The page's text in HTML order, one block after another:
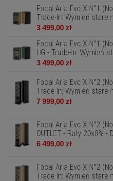
Focal Aria Evo X N°1
Trade-In: Wymień stare
3 499,00 zł
Focal Aria Evo X N°1
HG - Trade-In: Wymień
3 499,00 zł
Focal Aria Evo X N°2
Trade-In: Wymień stare
7 999,00 zł
Focal Aria Evo X N°2
OUTLET - Raty 20x0% -
6 499,00 zł
Focal Aria Evo X N°2
Trade-In: Wymień stare